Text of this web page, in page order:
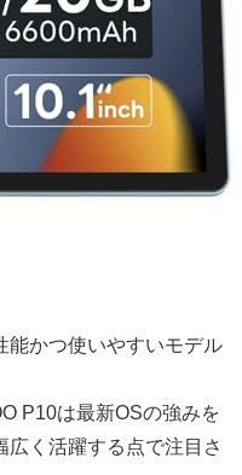
能かつ使いやすいモデル
P10は最新OSの強みを
く活躍する点で注目さ